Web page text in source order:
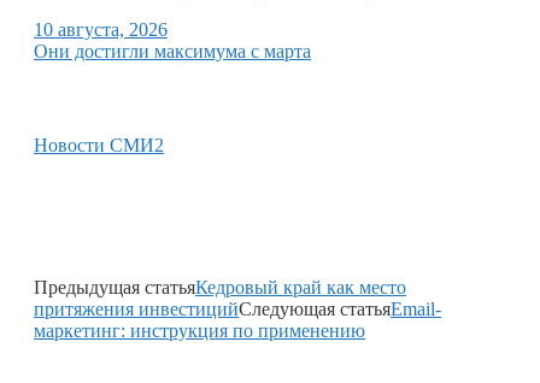
10 августа, 2026
Они достигли максимума с марта
Новости СМИ2
Предыдущая статьяКедровый край как место
притяжения инвестицийСледующая статьяEmail-
маркетинг: инструкция по применению